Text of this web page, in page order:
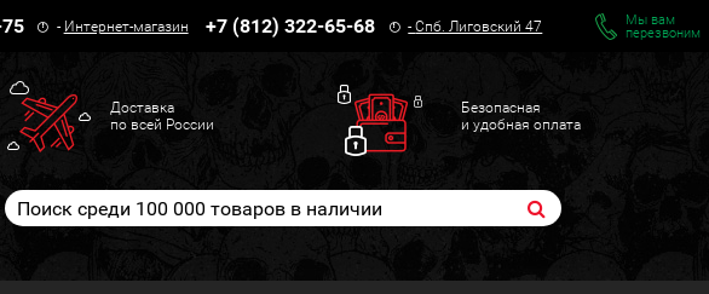
- Интернет-магазин +7 (812) 322-65-68 -Спб. Лиговский 47
Мы вам
перезвоним
Доставка
по всей России
Безопасная
и удобная оплата